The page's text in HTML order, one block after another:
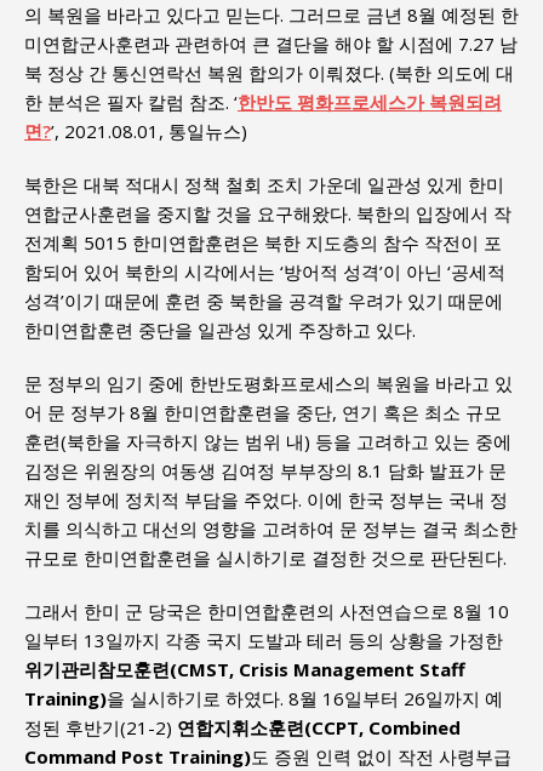
의 복원을 바라고 있다고 믿는다. 그러므로 금년 8월 예정된 한
미연합군사훈련과 관련하여 큰 결단을 해야 할 시점에 7.27 남
북 정상 간 통신연락선 복원 합의가 이뤄졌다. (북한 의도에 대
한 분석은 필자 칼럼 참조. ‘한반도 평화프로세스가 복원되려
면?’, 2021.08.01, 통일뉴스)
북한은 대북 적대시 정책 철회 조치 가운데 일관성 있게 한미
연합군사훈련을 중지할 것을 요구해왔다. 북한의 입장에서 작
전계획 5015 한미연합훈련은 북한 지도층의 참수 작전이 포
함되어 있어 북한의 시각에서는 ‘방어적 성격’이 아닌 ‘공세적
성격’이기 때문에 훈련 중 북한을 공격할 우려가 있기 때문에
한미연합훈련 중단을 일관성 있게 주장하고 있다.
문 정부의 임기 중에 한반도평화프로세스의 복원을 바라고 있
어 문 정부가 8월 한미연합훈련을 중단, 연기 혹은 최소 규모
훈련(북한을 자극하지 않는 범위 내) 등을 고려하고 있는 중에
김정은 위원장의 여동생 김여정 부부장의 8.1 담화 발표가 문
재인 정부에 정치적 부담을 주었다. 이에 한국 정부는 국내 정
치를 의식하고 대선의 영향을 고려하여 문 정부는 결국 최소한
규모로 한미연합훈련을 실시하기로 결정한 것으로 판단된다.
그래서 한미 군 당국은 한미연합훈련의 사전연습으로 8월 10
일부터 13일까지 각종 국지 도발과 테러 등의 상황을 가정한
위기관리참모훈련(CMST, Crisis Management Staff
Training)을 실시하기로 하였다. 8월 16일부터 26일까지 예
정된 후반기(21-2) 연합지휘소훈련(CCPT, Combined
Command Post Training)도 증원 인력 없이 작전 사령부급